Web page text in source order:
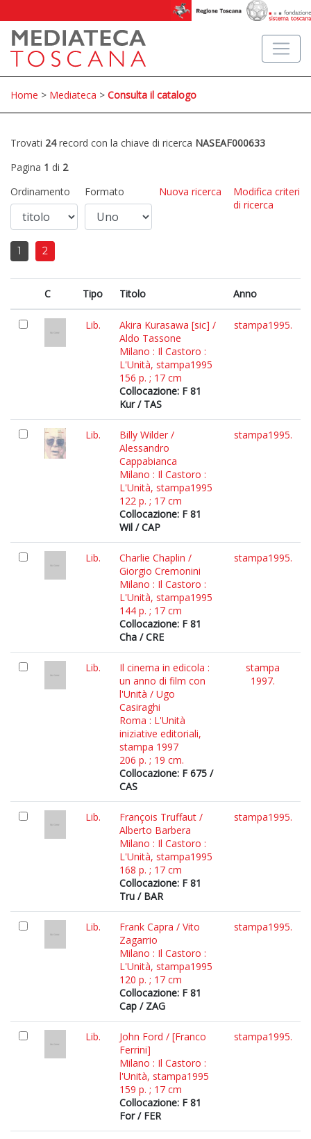
Home > Mediateca > Consulta il catalogo
Trovati 24record con la chiave di ricerca NASEAF000633
Pagina 1 di 2
Ordinamento
Formato Nuova ricerca
Modifica criteri
di ricerca
1 2
C Tipo Titolo Anno
Lib.
Akira Kurasawa [sic] /
Aldo Tassone
Milano : Il Castoro :
L'Unità, stampa1995
156 p. ; 17 cm
Collocazione: F 81
Kur / TAS
stampa1995.
Lib.
Billy Wilder /
Alessandro
Cappabianca
Milano : Il Castoro :
L'Unità, stampa1995
122 p. ; 17 cm
Collocazione: F 81
Wil / CAP
stampa1995.
Lib.
Charlie Chaplin /
Giorgio Cremonini
Milano : Il Castoro :
L'Unità, stampa1995
144 p. ; 17 cm
Collocazione: F 81
Cha / CRE
stampa1995.
Lib.
Il cinema in edicola :
un anno di film con
l'Unità / Ugo
Casiraghi
Roma : L'Unità
iniziative editoriali,
stampa 1997
206 p. ; 19 cm.
Collocazione: F 675 /
CAS
stampa
1997.
Lib.
François Truffaut /
Alberto Barbera
Milano : Il Castoro :
L'Unità, stampa1995
168 p. ; 17 cm
Collocazione: F 81
Tru / BAR
stampa1995.
Lib.
Frank Capra / Vito
Zagarrio
Milano : Il Castoro :
L'Unità, stampa1995
120 p. ; 17 cm
Collocazione: F 81
Cap / ZAG
stampa1995.
Lib.
John Ford / [Franco
Ferrini]
Milano : Il Castoro :
l'Unità, stampa1995
159 p. ; 17 cm
Collocazione: F 81
For / FER
stampa1995.